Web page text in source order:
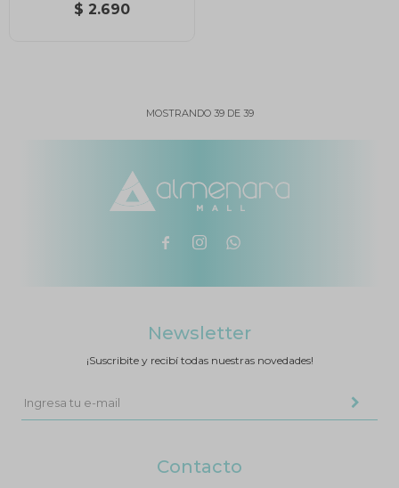
$ 2.690
MOSTRANDO 39DE 39
  
Contacto
Newsletter
¡Suscribite y recibí todas nuestras novedades!